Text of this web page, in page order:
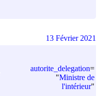
autorite_delegation=
"Ministre de
l'intérieur"
13 Février 2021